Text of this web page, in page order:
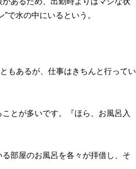
で水の中にいるという。
もあるが、仕事はきちんと行ってい
とが多いです。『ほら、お風呂入
部屋のお風呂を各々が拝借し、そ